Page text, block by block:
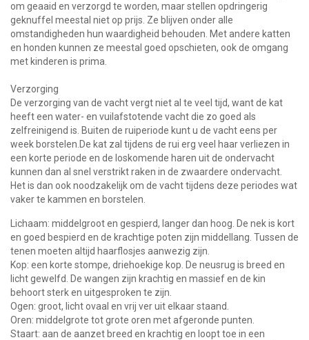
om geaaid en verzorgd te worden, maar stellen opdringerig
geknuffel meestal niet op prijs. Ze blijven onder alle
omstandigheden hun waardigheid behouden. Met andere katten
en honden kunnen ze meestal goed opschieten, ook de omgang
met kinderen is prima.
Verzorging
De verzorging van de vacht vergt niet al te veel tijd, want de kat
heeft een water- en vuilafstotende vacht die zo goed als
zelfreinigend is. Buiten de ruiperiode kunt u de vacht eens per
week borstelen.De kat zal tijdens de rui erg veel haar verliezen in
een korte periode en de loskomende haren uit de ondervacht
kunnen dan al snel verstrikt raken in de zwaardere ondervacht.
Het is dan ook noodzakelijk om de vacht tijdens deze periodes wat
vaker te kammen en borstelen.
Lichaam: middelgroot en gespierd, langer dan hoog. De nek is kort
en goed bespierd en de krachtige poten zijn middellang. Tussen de
tenen moeten altijd haarflosjes aanwezig zijn.
Kop: een korte stompe, driehoekige kop. De neusrug is breed en
licht gewelfd. De wangen zijn krachtig en massief en de kin
behoort sterk en uitgesproken te zijn.
Ogen: groot, licht ovaal en vrij ver uit elkaar staand.
Oren: middelgrote tot grote oren met afgeronde punten.
Staart: aan de aanzet breed en krachtig en loopt toe in een